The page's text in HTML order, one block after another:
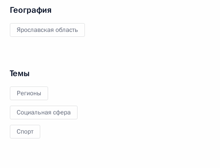
География
Ярославская область
Темы
Регионы
Социальная сфера
Спорт